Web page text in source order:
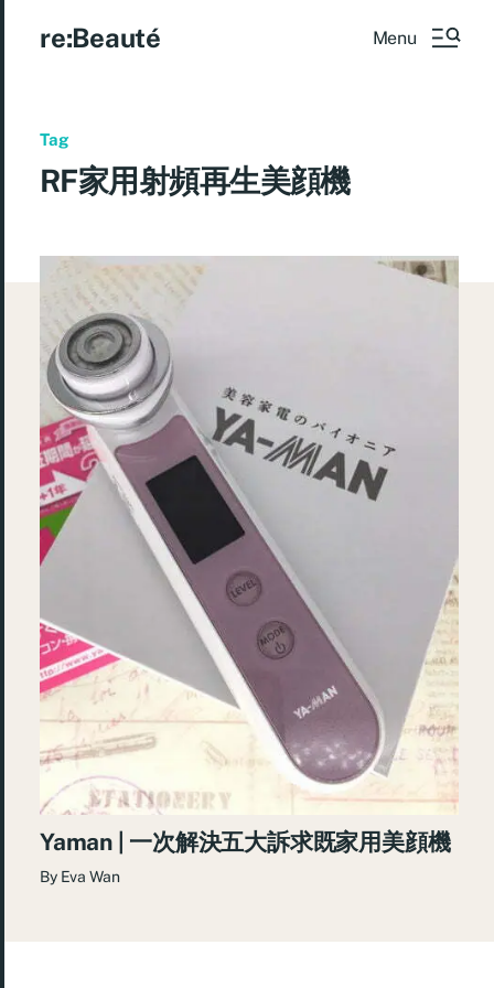
re:Beauté Menu
Tag
RF家用射頻再生美顔機
Yaman | 一次解決五大訴求既家用美顔機
By Eva Wan